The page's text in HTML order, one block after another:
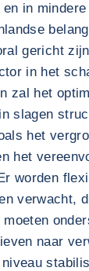
in
gericht
in het
zal het
slagen
het
het
worden
verwacht,
naar